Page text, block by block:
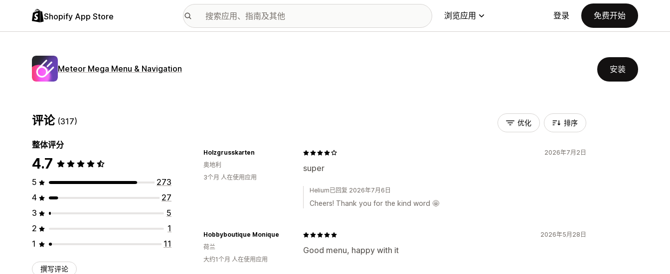
Shopify App Store 浏览应用 登录 免费开始
Meteor Mega Menu & Navigation 安装
评论 (317)
整体评分
4.7
5
273
4
27
3
5
2
1
1
11
撰写评论
优化 排序
2026年7月2日
super
Holzgrusskarten
奥地利
3个月 人在使用应用
Helium已回复 2026年7月6日
Cheers! Thank you for the kind word 🤩
2026年5月28日
Good menu, happy with it
Hobbyboutique Monique
荷兰
大约1个月 人在使用应用